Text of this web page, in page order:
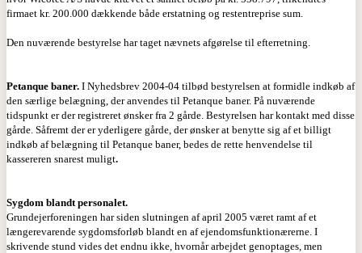
firmaet kr. 200.000 dækkende både erstatning og restentreprise sum.
Den nuværende bestyrelse har taget nævnets afgørelse til efterretning.
Petanque baner. I Nyhedsbrev 2004-04 tilbød bestyrelsen at formidle indkøb af
den særlige belægning, der anvendes til Petanque baner. På nuværende
tidspunkt er der registreret ønsker fra 2 gårde. Bestyrelsen har kontakt med disse
gårde. Såfremt der er yderligere gårde, der ønsker at benytte sig af et billigt
indkøb af belægning til Petanque baner, bedes de rette henvendelse til
kassereren snarest muligt.
Sygdom blandt personalet.
Grundejerforeningen har siden slutningen af april 2005 været ramt af et
længerevarende sygdomsforløb blandt en af ejendomsfunktionærerne. I
skrivende stund vides det endnu ikke, hvornår arbejdet genoptages, men